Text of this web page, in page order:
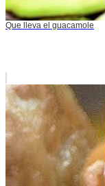
Que lleva el guacamole